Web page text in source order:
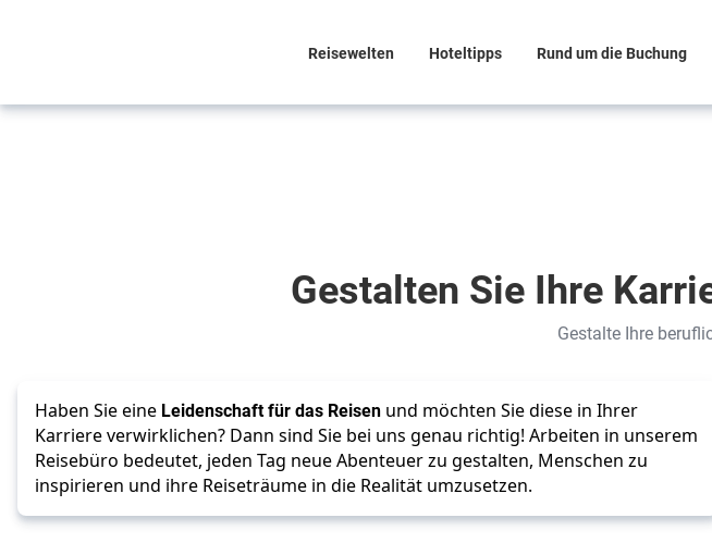
Reisewelten Hoteltipps Rund um die Buchung
inspirierenden
und
dynamischen
Umfeld!
Gestalten Sie Ihre
Gestalte Ihre
Haben Sie eine Leidenschaft für das Reisen und möchten Sie diese in Ihrer
Karriere verwirklichen? Dann sind Sie bei uns genau richtig! Arbeiten in unserem
Reisebüro bedeutet, jeden Tag neue Abenteuer zu gestalten, Menschen zu
inspirieren und ihre Reiseträume in die Realität umzusetzen.